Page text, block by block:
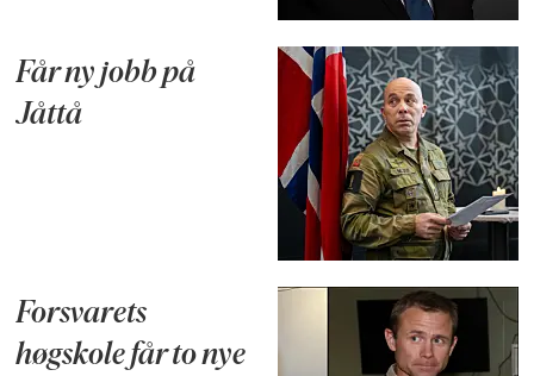
Får ny jobb på
Jåttå
Forsvarets
høgskole får to nye